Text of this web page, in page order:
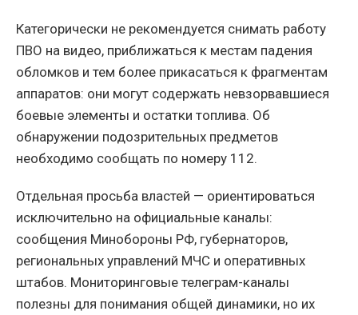
Категорически не рекомендуется снимать работу
ПВО на видео, приближаться к местам падения
обломков и тем более прикасаться к фрагментам
аппаратов: они могут содержать невзорвавшиеся
боевые элементы и остатки топлива. Об
обнаружении подозрительных предметов
необходимо сообщать по номеру 112.
Отдельная просьба властей — ориентироваться
исключительно на официальные каналы:
сообщения Минобороны РФ, губернаторов,
региональных управлений МЧС и оперативных
штабов. Мониторинговые телеграм-каналы
полезны для понимания общей динамики, но их